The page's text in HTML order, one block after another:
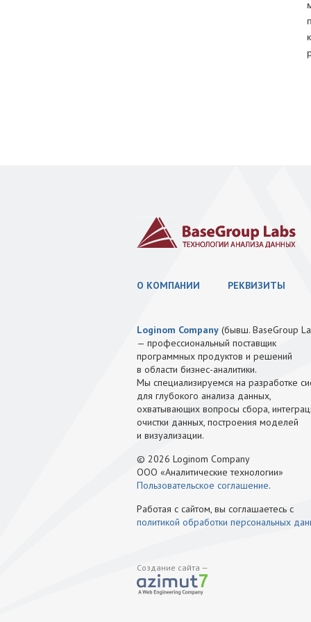
О КОМПАНИИ РЕКВИЗИТЫ
Loginom Company (бывш. BaseGroup
— профессиональный поставщик
программных продуктов и решений
в области бизнес-аналитики.
Мы специализируемся на разработке
для глубокого анализа данных,
охватывающих вопросы сбора,
очистки данных, построения моделей
и визуализации.
© 2026 Loginom Company
ООО «Аналитические технологии»
Пользовательское соглашение.
Работая с сайтом, вы соглашаетесь с
политикой обработки персональных
Создание сайта —